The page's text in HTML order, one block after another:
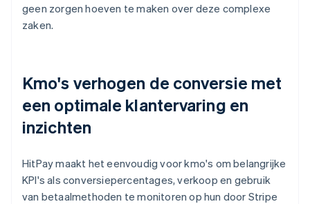
geen zorgen hoeven te maken over deze complexe
zaken.
Kmo's verhogen de conversie met
een optimale klantervaring en
inzichten
HitPay maakt het eenvoudig voor kmo's om belangrijke
KPI's als conversiepercentages, verkoop en gebruik
van betaalmethoden te monitoren op hun door Stripe